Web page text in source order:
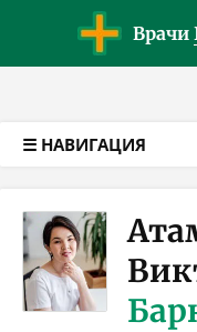
Врачи
☰ НАВИГАЦИЯ